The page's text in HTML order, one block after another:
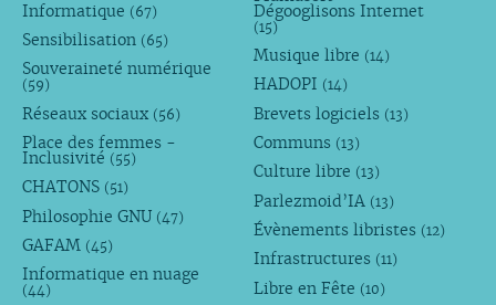
Informatique (67)
Sensibilisation (65)
Souveraineté numérique
(59)
Réseaux sociaux (56)
Place des femmes -
Inclusivité (55)
CHATONS (51)
Philosophie GNU (47)
GAFAM (45)
Informatique en nuage
(44)
Dégooglisons Internet
(15)
Musique libre (14)
HADOPI (14)
Brevets logiciels (13)
Communs (13)
Culture libre (13)
Parlezmoid’IA (13)
Évènements libristes (12)
Infrastructures (11)
Libre en Fête (10)